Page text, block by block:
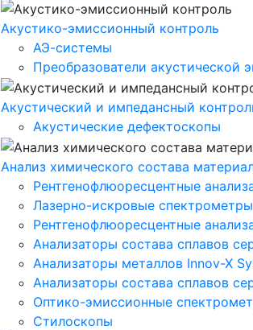
Акустико-эмисcионный контроль
АЭ-системы
Преобразователи акустической
Акустический и импедансный
Акустические дефектоскопы
Анализ химического состава
Рентгенофлюоресцентные
Лазерно-искровые
Рентгенофлюоресцентные
Анализаторы состава сплавов
Анализаторы металлов Innov-X
Анализаторы состава сплавов
Оптико-эмиссионные
Стилоскопы